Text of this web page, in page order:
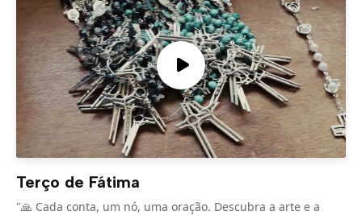
Terço de Fátima
"🙏 Cada conta, um nó, uma oração. Descubra a arte e a